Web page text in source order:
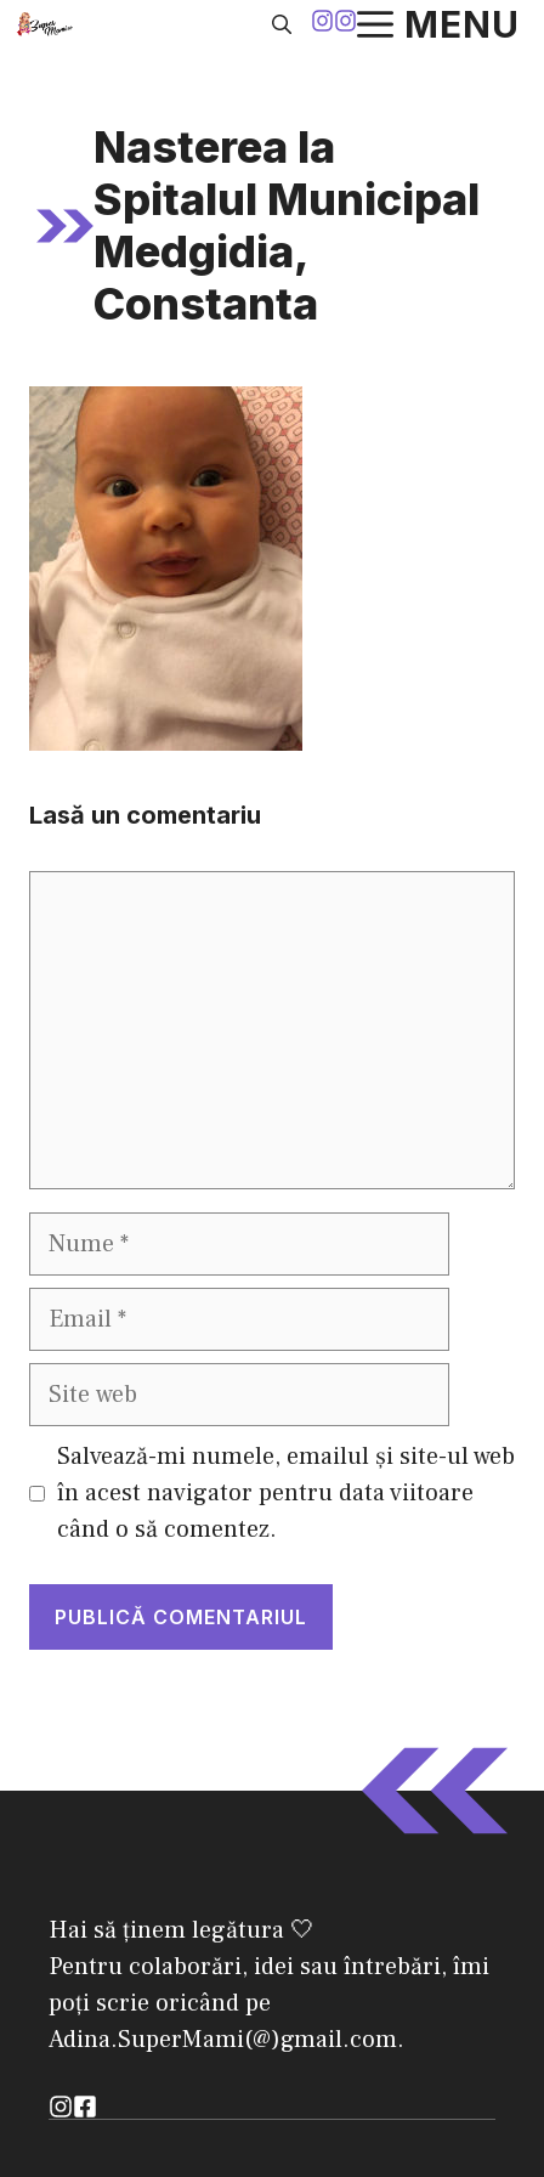
Sari
MENU
Nasterea la
Spitalul Municipal
Medgidia,
Constanta
Lasă un comentariu
Nume
Email
Site
Salvează-mi numele, emailul și site-ul web
în acest navigator pentru data viitoare
când o să comentez.
Hai să ținem legătura 🤍
Pentru colaborări, idei sau întrebări, îmi
poți scrie oricând pe
Adina.SuperMami(@)gmail.com.